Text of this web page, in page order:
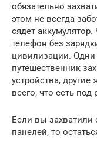
обязательно
этом не всегда
сядет
телефон без
цивилизации. Одни
путешественник
устройства,
всего, что есть под
Если вы захватили
панелей, то